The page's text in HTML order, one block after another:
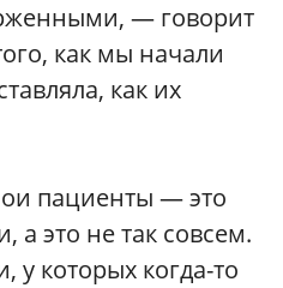
— говорит
как мы начали
как их
пациенты — это
а это не так совсем.
которых когда-то